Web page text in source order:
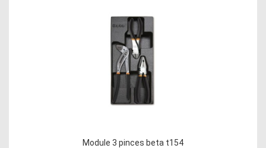
Module 3 pinces beta t154